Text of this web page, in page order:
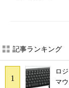
記事ランキング
ロ
マ